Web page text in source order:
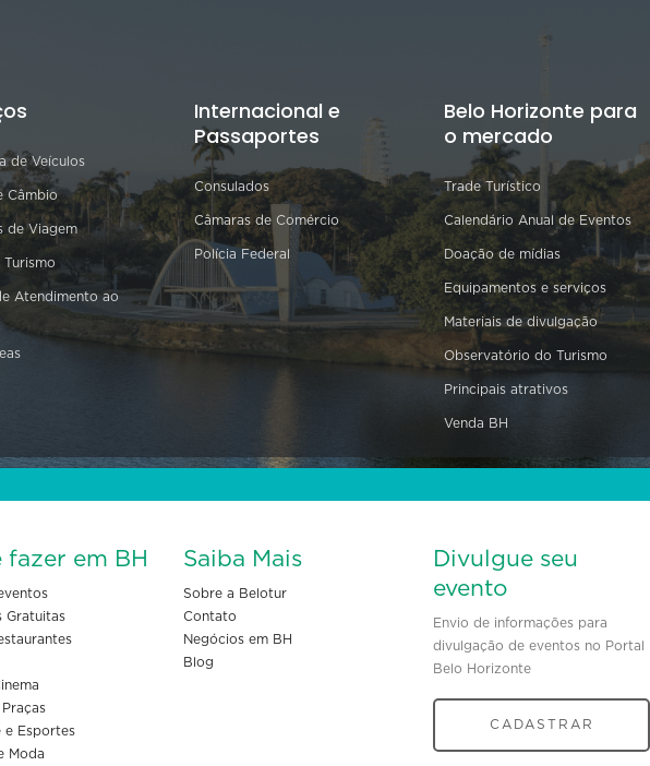
de Veículos
Câmbio
de Viagem
Turismo
Atendimento ao
Internacional e
Passaportes
Consulados
Câmaras de Comércio
Polícia Federal
Belo Horizonte para
o mercado
Trade Turístico
Calendário Anual de Eventos
Doação de mídias
Equipamentos e serviços
Materiais de divulgação
Observatório do Turismo
Principais atrativos
Venda BH
fazer em BH
Gratuitas
Praças
e Esportes
Moda
Saiba Mais
Sobre a Belotur
Contato
Negócios em BH
Blog
Divulgue seu
evento
Envio de informações para
divulgação de eventos no Portal
Belo Horizonte
CADASTRAR